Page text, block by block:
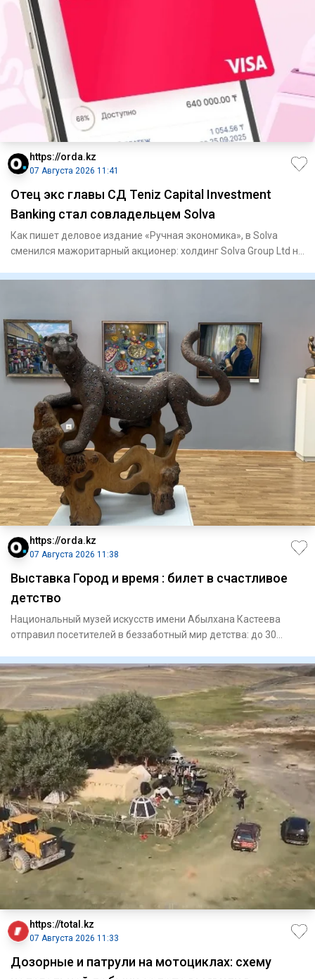
https://orda.kz
07 Августа 2026 11:41
Отец экс главы СД Teniz Capital Investment
Banking стал совладельцем Solva
Как пишет деловое издание «Ручная экономика», в Solva
сменился мажоритарный акционер: холдинг Solva Group Ltd на
https://orda.kz
07 Августа 2026 11:38
Выставка Город и время : билет в счастливое
детство
Национальный музей искусств имени Абылхана Кастеева
отправил посетителей в беззаботный мир детства: до 30
https://total.kz
07 Августа 2026 11:33
Дозорные и патрули на мотоциклах: схему